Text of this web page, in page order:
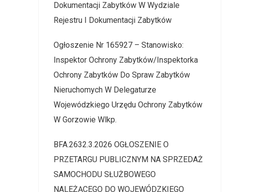
Dokumentacji Zabytków W Wydziale
Rejestru I Dokumentacji Zabytków
Ogłoszenie Nr 165927 – Stanowisko:
Inspektor Ochrony Zabytków/Inspektorka
Ochrony Zabytków Do Spraw Zabytków
Nieruchomych W Delegaturze
Wojewódzkiego Urzędu Ochrony Zabytków
W Gorzowie Wlkp.
BFA.2632.3.2026 OGŁOSZENIE O
PRZETARGU PUBLICZNYM NA SPRZEDAŻ
SAMOCHODU SŁUŻBOWEGO
NALEŻĄCEGO DO WOJEWÓDZKIEGO